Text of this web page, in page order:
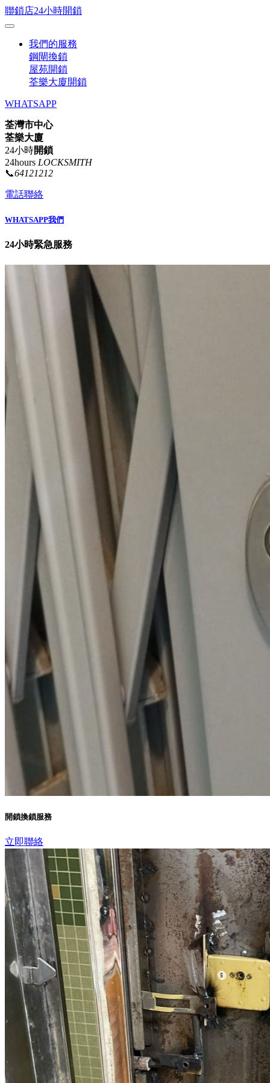
聯鎖店24小時開鎖
我們的服務
鋼閘換鎖
屋苑開鎖
荃樂大廈開鎖
WHATSAPP
荃灣市中心
荃樂大廈
24小時開鎖
24hours LOCKSMITH
📞64121212
電話聯絡
WHATSAPP我們
24小時緊急服務
開鎖換鎖服務
立即聯絡